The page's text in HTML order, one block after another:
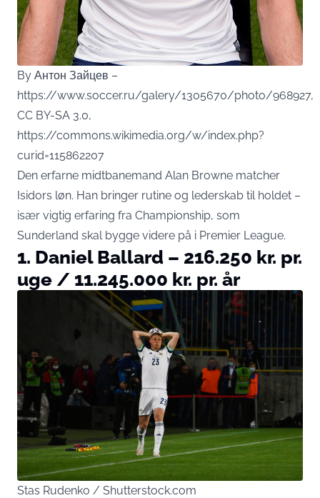
By Антон Зайцев –
https://www.soccer.ru/galery/1305670/photo/968927,
CC BY-SA 3.0,
https://commons.wikimedia.org/w/index.php?
curid=115862207
Den erfarne midtbanemand Alan Browne matcher
Isidors løn. Han bringer rutine og lederskab til holdet –
især vigtig erfaring fra Championship, som
Sunderland skal bygge videre på i Premier League.
1. Daniel Ballard – 216.250 kr. pr.
uge / 11.245.000 kr. pr. år
Stas Rudenko / Shutterstock.com